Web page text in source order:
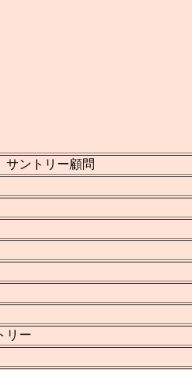
ントリー顧問
リー